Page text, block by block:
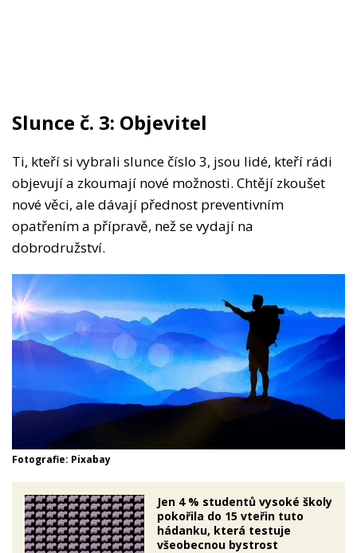
Slunce č. 3: Objevitel
Ti, kteří si vybrali slunce číslo 3, jsou lidé, kteří rádi
objevují a zkoumají nové možnosti. Chtějí zkoušet
nové věci, ale dávají přednost preventivním
opatřením a přípravě, než se vydají na
dobrodružství.
Fotografie: Pixabay
Jen 4 % studentů vysoké školy
pokořila do 15 vteřin tuto
hádanku, která testuje
všeobecnou bystrost